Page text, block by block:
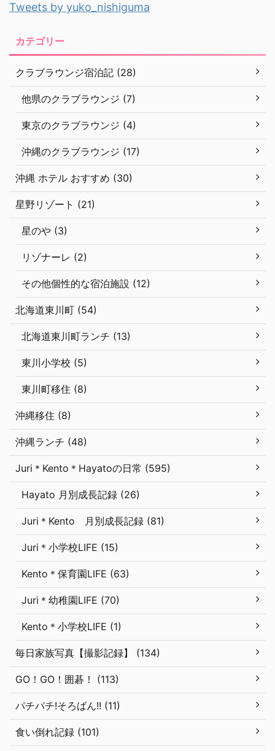
Tweets by yuko_nishiguma
カテゴリー
クラブラウンジ宿泊記 (28)
他県のクラブラウンジ (7)
東京のクラブラウンジ (4)
沖縄のクラブラウンジ (17)
沖縄 ホテル おすすめ (30)
星野リゾート (21)
星のや (3)
リゾナーレ (2)
その他個性的な宿泊施設 (12)
北海道東川町 (54)
北海道東川町ランチ (13)
東川小学校 (5)
東川町移住 (8)
沖縄移住 (8)
沖縄ランチ (48)
Juri＊Kento＊Hayatoの日常 (595)
Hayato 月別成長記録 (26)
Juri＊Kento 月別成長記録 (81)
Juri＊小学校LIFE (15)
Kento＊保育園LIFE (63)
Juri＊幼稚園LIFE (70)
Kento＊小学校LIFE (1)
毎日家族写真【撮影記録】 (134)
GO！GO！囲碁！ (113)
パチパチ!そろばん!! (11)
食い倒れ記録 (101)